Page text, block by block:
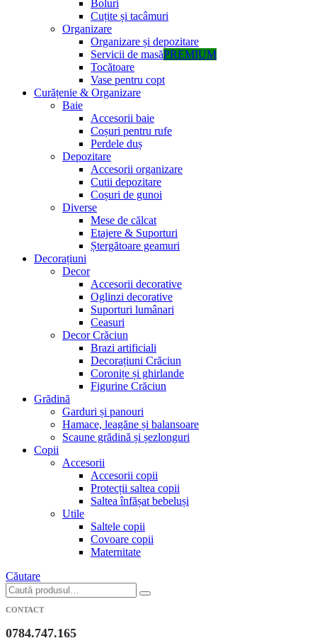
Boluri
Cuțite și tacâmuri
Organizare
Organizare și depozitare
Servicii de masăPREMIUM
Tocătoare
Vase pentru copt
Curățenie & Organizare
Baie
Accesorii baie
Coșuri pentru rufe
Perdele duș
Depozitare
Accesorii organizare
Cutii depozitare
Coșuri de gunoi
Diverse
Mese de călcat
Etajere & Suporturi
Ștergătoare geamuri
Decorațiuni
Decor
Accesorii decorative
Oglinzi decorative
Suporturi lumânari
Ceasuri
Decor Crăciun
Brazi artificiali
Decorațiuni Crăciun
Coronițe și ghirlande
Figurine Crăciun
Grădină
Garduri și panouri
Hamace, leagăne și balansoare
Scaune grădină și șezlonguri
Copii
Accesorii
Accesorii copii
Protecții saltea copii
Saltea înfășat bebeluși
Utile
Saltele copii
Covoare copii
Maternitate
Căutare
CONTACT
0784.747.165